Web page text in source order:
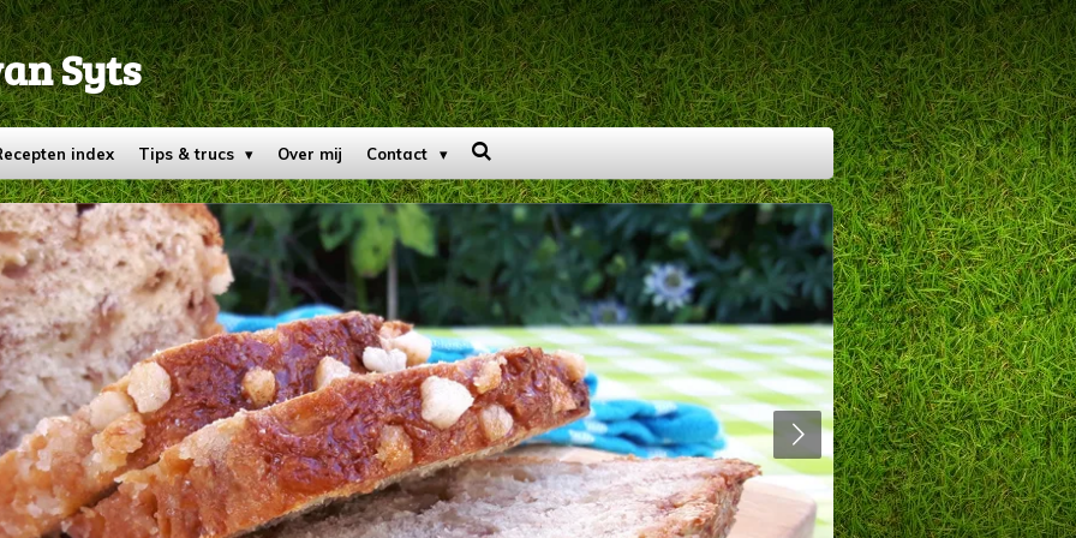
Syts
index Tips & trucs Over mij Contact